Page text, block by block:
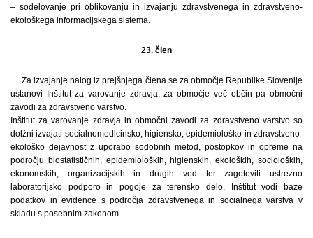
– sodelovanje pri oblikovanju in izvajanju zdravstvenega in zdravstveno-
ekološkega informacijskega sistema.
23. člen
Za izvajanje nalog iz prejšnjega člena se za območje Republike Slovenije
ustanovi Inštitut za varovanje zdravja, za območje več občin pa območni
zavodi za zdravstveno varstvo.
Inštitut za varovanje zdravja in območni zavodi za zdravstveno varstvo so
dolžni izvajati socialnomedicinsko, higiensko, epidemiološko in zdravstveno-
ekološko dejavnost z uporabo sodobnih metod, postopkov in opreme na
področju biostatističnih, epidemioloških, higienskih, ekoloških, socioloških,
ekonomskih, organizacijskih in drugih ved ter zagotoviti ustrezno
laboratorijsko podporo in pogoje za terensko delo. Inštitut vodi baze
podatkov in evidence s področja zdravstvenega in socialnega varstva v
skladu s posebnim zakonom.